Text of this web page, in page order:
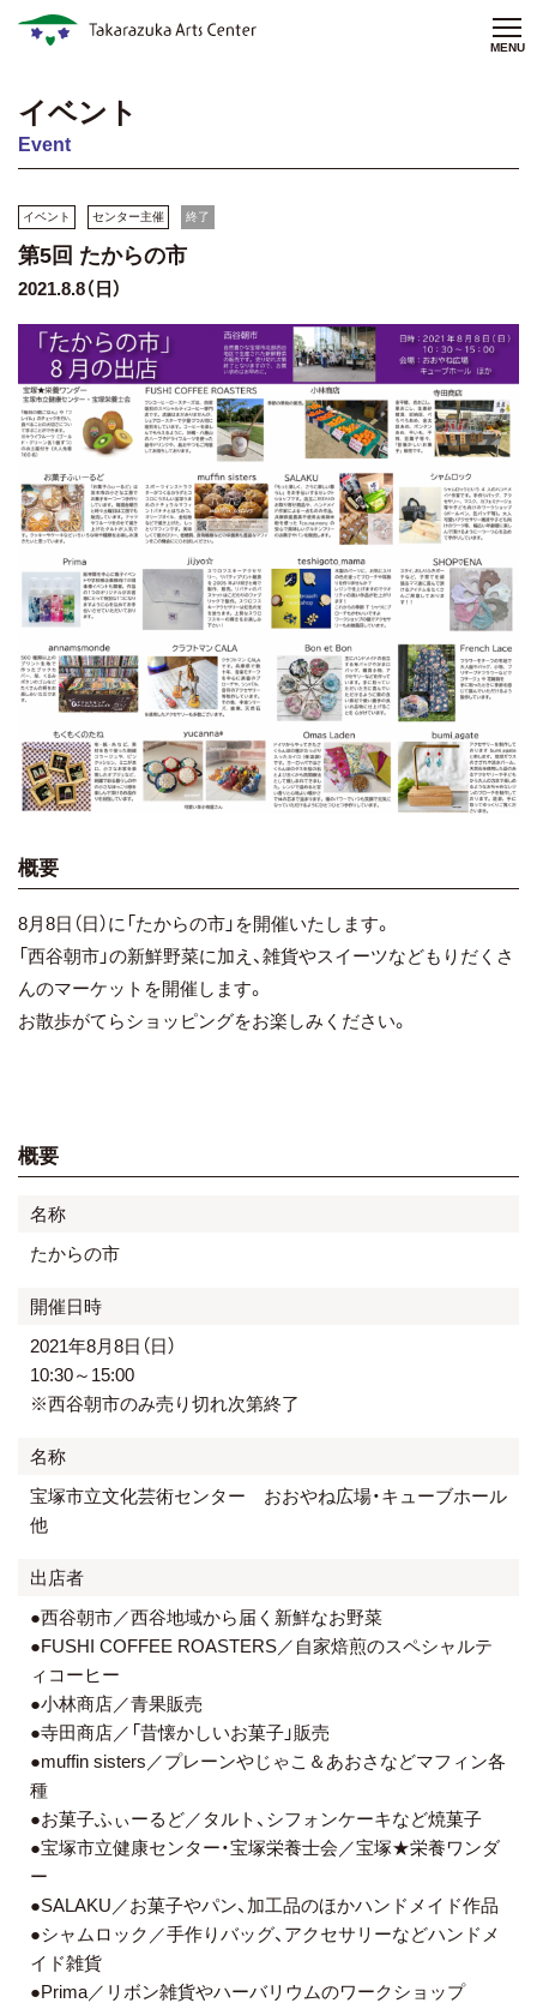
MENU
イベント
Event
イベント センター主催 終了
第5回 たからの市
2021.8.8（日）
概要
8月8日（日）に「たからの市」を開催いたします。
「西谷朝市」の新鮮野菜に加え、雑貨やスイーツなどもりだくさ
んのマーケットを開催します。
お散歩がてらショッピングをお楽しみください。
概要
名称
たからの市
開催日時
2021年8月8日（日）
10:30～15:00
※西谷朝市のみ売り切れ次第終了
名称
宝塚市立文化芸術センター おおやね広場・キューブホール
他
出店者
●西谷朝市／西谷地域から届く新鮮なお野菜
●FUSHI COFFEE ROASTERS／自家焙煎のスペシャルテ
ィコーヒー
●小林商店／青果販売
●寺田商店／「昔懐かしいお菓子」販売
●muffin sisters／プレーンやじゃこ＆あおさなどマフィン各
種
●お菓子ふぃーるど／タルト、シフォンケーキなど焼菓子
●宝塚市立健康センター・宝塚栄養士会／宝塚★栄養ワンダ
ー
●SALAKU／お菓子やパン、加工品のほかハンドメイド作品
●シャムロック／手作りバッグ、アクセサリーなどハンドメ
イド雑貨
●Prima／リボン雑貨やハーバリウムのワークショップ